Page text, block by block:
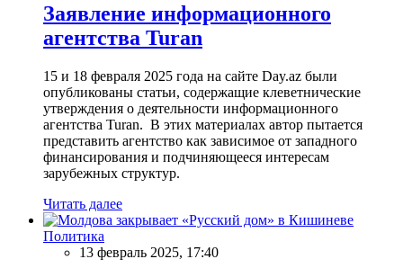
Заявление информационного
агентства Turan
15 и 18 февраля 2025 года на сайте Day.az были
опубликованы статьи, содержащие клеветнические
утверждения о деятельности информационного
агентства Turan. В этих материалах автор пытается
представить агентство как зависимое от западного
финансирования и подчиняющееся интересам
зарубежных структур.
Читать далее
Политика
13 февраль 2025, 17:40